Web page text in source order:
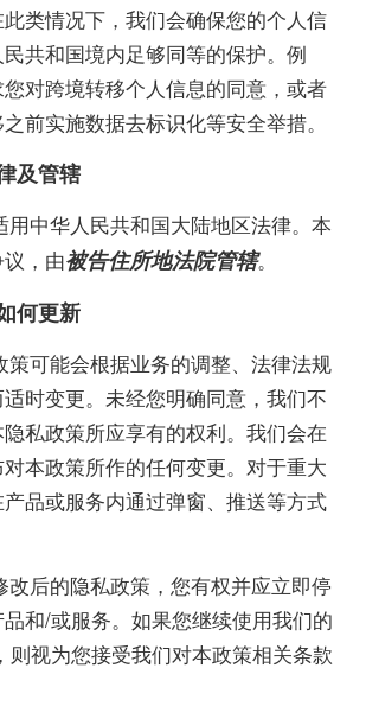
类情况下，我们会确保您的个人信
共和国境内足够同等的保护。例
对跨境转移个人信息的同意，或者
前实施数据去标识化等安全举措。
及管辖
用中华人民共和国大陆地区法律。本
，由被告住所地法院管辖。
何更新
策可能会根据业务的调整、法律法规
时变更。未经您明确同意，我们不
私政策所应享有的权利。我们会在
本政策所作的任何变更。对于重大
品或服务内通过弹窗、推送等方式
改后的隐私政策，您有权并应立即停
和/或服务。如果您继续使用我们的
则视为您接受我们对本政策相关条款